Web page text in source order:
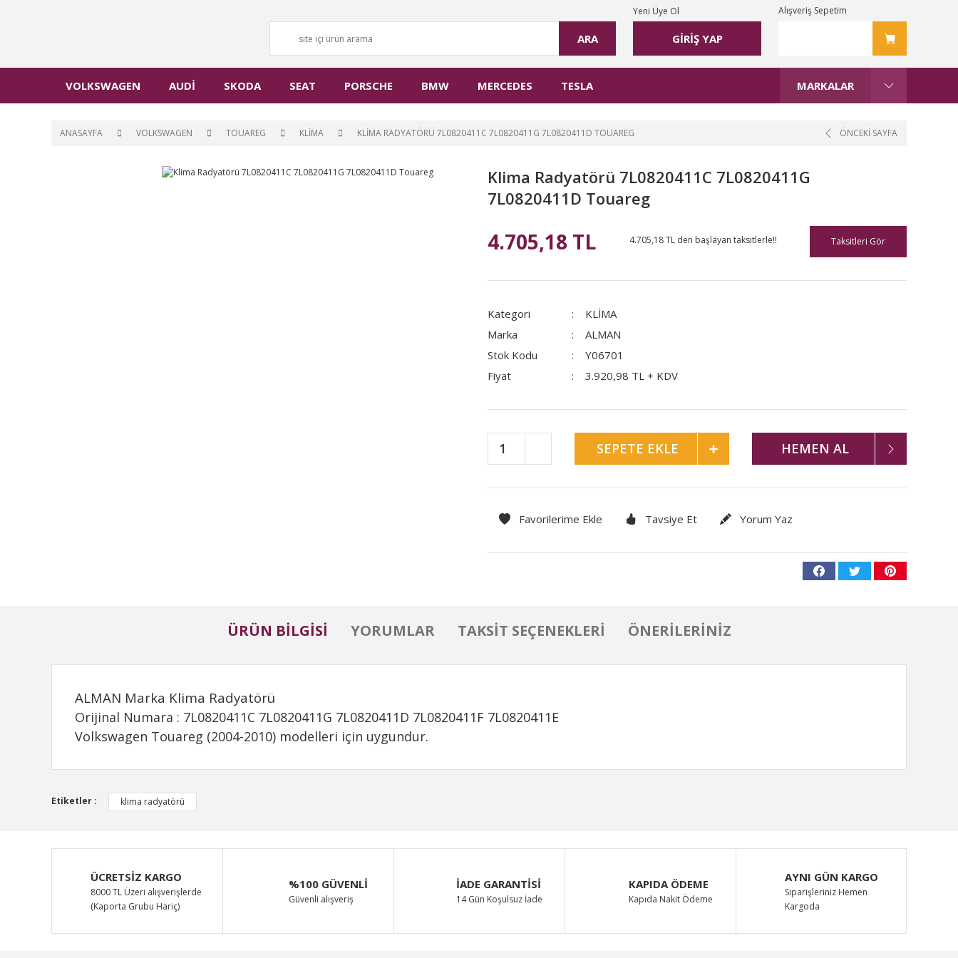
ARA GİRİŞ YAP
Yeni Üye Ol Alışveriş Sepetim
VOLKSWAGEN AUDİ SKODA SEAT PORSCHE BMW MERCEDES TESLA MARKALAR
ANASAYFA VOLKSWAGEN TOUAREG KLİMA KLIMA RADYATÖRÜ 7L0820411C 7L0820411G 7L0820411D TOUAREG ÖNCEKİ SAYFA
Klima Radyatörü 7L0820411C 7L0820411G
7L0820411D Touareg
4.705,18 TL 4.705,18 TL den başlayan taksitlerle!! Taksitleri Gör
Kategori
KLİMA
Marka
ALMAN
Stok Kodu
Y06701
Fiyat
3.920,98 TL + KDV
SEPETE EKLE HEMEN AL
Tavsiye Et Yorum Yaz
ÜRÜN BILGISI YORUMLAR TAKSIT SEÇENEKLERI ÖNERILERINIZ
ALMAN Marka Klima Radyatörü
Orijinal Numara : 7L0820411C 7L0820411G 7L0820411D 7L0820411F 7L0820411E
Volkswagen Touareg (2004-2010) modelleri için uygundur.
Bu ürünün fiyat bilgisi, resim, ürün açıklamalarında ve diğer konularda yetersiz gördüğünüz noktaları öneri formunu kullanarak tarafımıza iletebilirsiniz.
Görüş ve önerileriniz için teşekkür ederiz.
Ürün resmi kalitesiz, bozuk veya görüntülenemiyor.
Ürün açıklamasında eksik bilgiler bulunuyor.
Ürün bilgilerinde hatalar bulunuyor.
Ürün fiyatı diğer sitelerden daha pahalı.
Etiketler : klima radyatörü
ÜCRETSİZ KARGO
8000 TL Üzeri alışverişlerde
(Kaporta Grubu Hariç)
%100 GÜVENLİ
Güvenli alışveriş
İADE GARANTİSİ
14 Gün Koşulsuz İade
KAPIDA ÖDEME
Kapıda Nakit Ödeme
AYNI GÜN KARGO
Siparişleriniz Hemen
Kargoda